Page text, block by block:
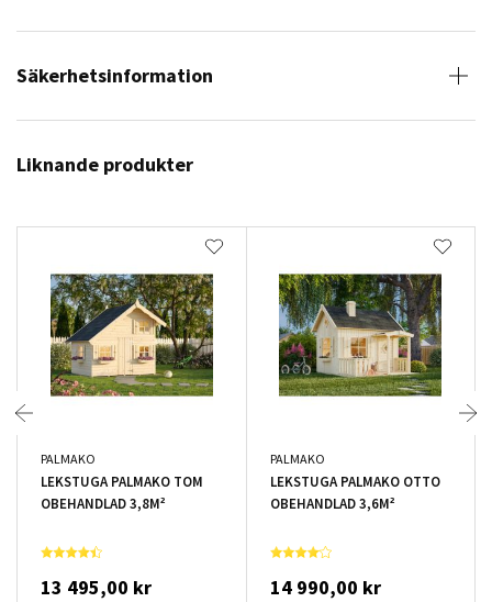
Säkerhetsinformation
Liknande produkter
PALMAKO
LEKSTUGA PALMAKO TOM
OBEHANDLAD 3,8M²
13 495,00 kr
PALMAKO
LEKSTUGA PALMAKO OTTO
OBEHANDLAD 3,6M²
14 990,00 kr